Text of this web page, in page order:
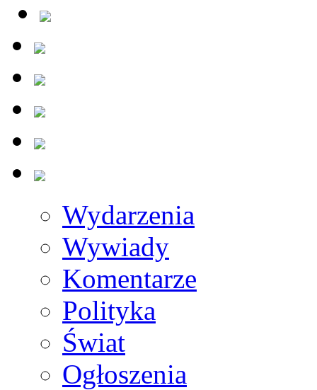
Wydarzenia
Wywiady
Komentarze
Polityka
Świat
Ogłoszenia